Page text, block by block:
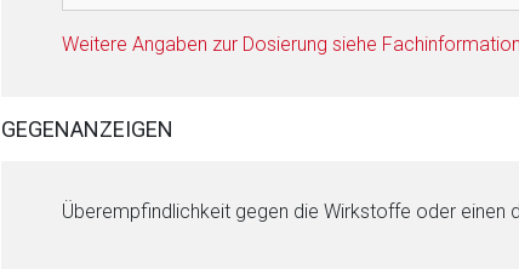
Weitere Angaben zur Dosierung siehe Fachinformation
GEGENANZEIGEN
Überempfindlichkeit gegen die Wirkstoffe oder einen